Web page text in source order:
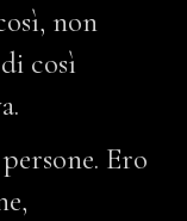
non
così
Ero